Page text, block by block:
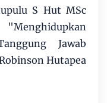
S Hut MSc
Jawab
Hutapea